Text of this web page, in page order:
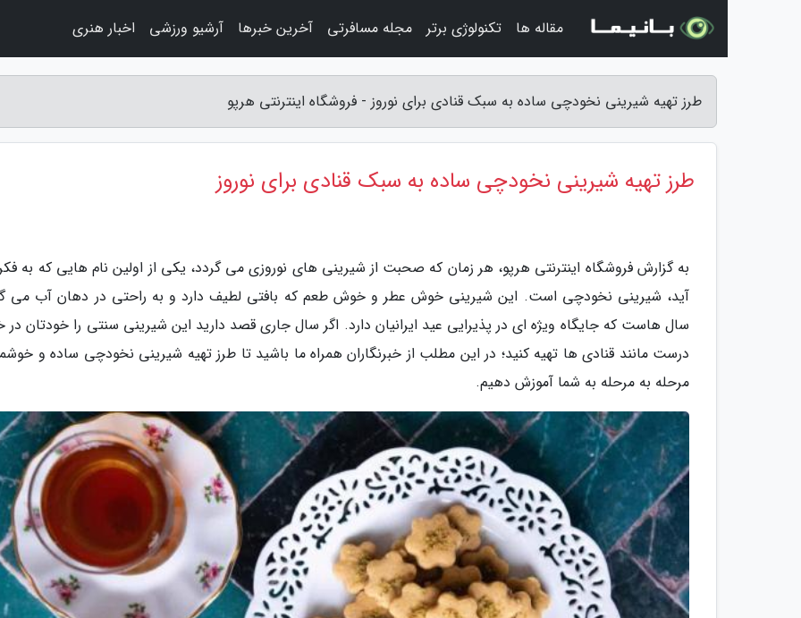
طرز تهیه شیرینی نخودچی ساده به سبک قنادی برای نوروز - فروشگاه اینترنتی هرپو
طرز تهیه شیرینی نخودچی ساده به سبک قنادی برای نوروز
به گزارش فروشگاه اینترنتی هرپو، هر زمان که صحبت از شیرینی های نوروزی می گردد، یکی از اولین نام هایی که به
آید، شیرینی نخودچی است. این شیرینی خوش عطر و خوش طعم که بافتی لطیف دارد و به راحتی در دهان آب می
سال هاست که جایگاه ویژه ای در پذیرایی عید ایرانیان دارد. اگر سال جاری قصد دارید این شیرینی سنتی را خودتان در
درست مانند قنادی ها تهیه کنید؛ در این مطلب از خبرنگاران همراه ما باشید تا طرز تهیه شیرینی نخودچی ساده و
مرحله به مرحله به شما آموزش دهیم.
مقاله ها تکنولوژی برتر مجله مسافرتی آخرین خبرها آرشیو ورزشی اخبار هنری